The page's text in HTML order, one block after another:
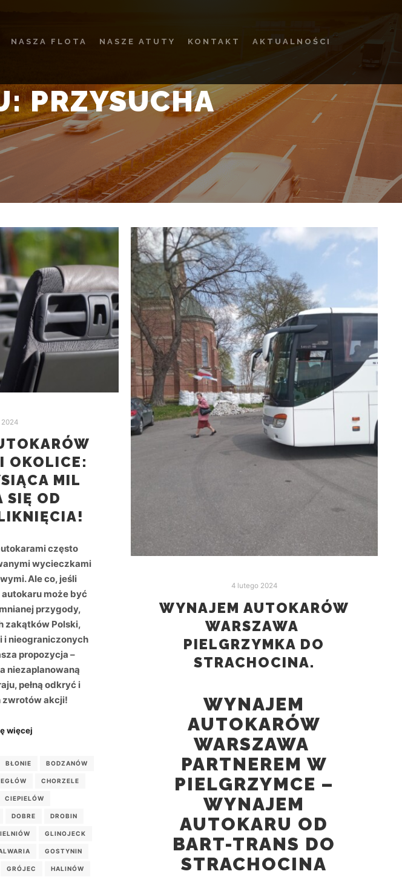
NASZA FLOTA NASZE ATUTY KONTAKT AKTUALNOŚCI
PRZYSUCHA
OKOLICE:
MIL
SIĘ OD
często
wycieczkami
Ale co, jeśli
może być
przygody,
zakątków Polski,
i nieograniczonych
propozycja –
niezaplanowaną
pełną odkryć i
zwrotów akcji!
więcej
BŁONIE BODZANÓW
CHORZELE
CIEPIELÓW
DOBRE DROBIN
GLINOJECK
GOSTYNIN
GRÓJEC HALINÓW
4 lutego 2024
WYNAJEM AUTOKARÓW
WARSZAWA
PIELGRZYMKA DO
STRACHOCINA.
WYNAJEM
AUTOKARÓW
WARSZAWA
PARTNEREM W
PIELGRZYMCE –
WYNAJEM
AUTOKARU OD
BART-TRANS DO
STRACHOCINA